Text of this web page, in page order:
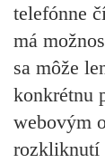
telefónne
má
sa môže
konkrétnu
webovým
rozkliknutí